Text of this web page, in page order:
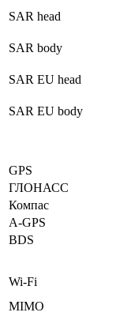
SAR head
SAR body
SAR EU head
SAR EU body
GPS
ГЛОНАСС
Компас
A-GPS
BDS
Wi-Fi
MIMO